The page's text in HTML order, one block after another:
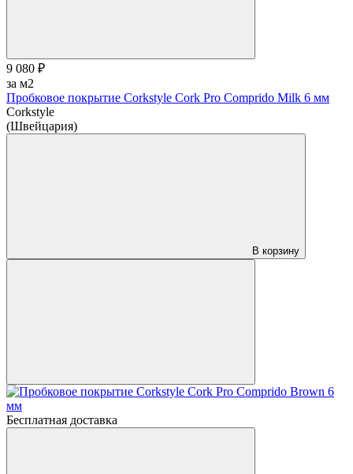
9 080 ₽
за м2
Пробковое покрытие Corkstyle Cork Pro Comprido Milk 6 мм
Corkstyle
(Швейцария)
В корзину
Бесплатная доставка